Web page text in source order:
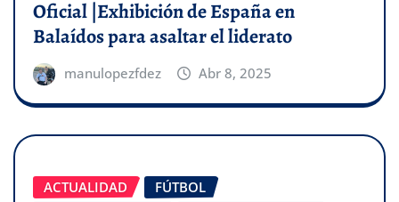
Oficial |Exhibición de España en
Balaídos para asaltar el liderato
manulopezfdez Abr 8, 2025
ACTUALIDAD
FÚTBOL